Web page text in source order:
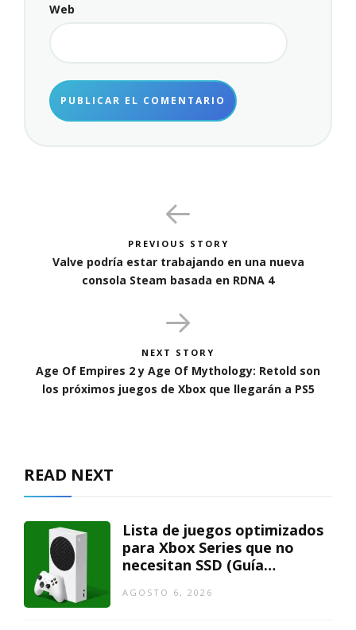
Web
PREVIOUS STORY
Valve podría estar trabajando en una nueva
consola Steam basada en RDNA 4
NEXT STORY
Age Of Empires 2 y Age Of Mythology: Retold son
los próximos juegos de Xbox que llegarán a PS5
READ NEXT
Lista de juegos optimizados
para Xbox Series que no
necesitan SSD (Guía
AGOSTO 6, 2026